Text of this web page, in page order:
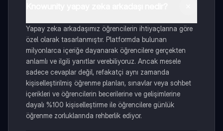
Yapay zeka arkadaşımız öğrencilerin ihtiyaçlarına göre
özel olarak tasarlanmıştır. Platformda bulunan
milyonlarca içeriğe dayanarak öğrencilere gerçekten
anlamlı ve ilgili yanıtlar verebiliyoruz. Ancak mesele
sadece cevaplar değil, refakatçi aynı zamanda
kişiselleştirilmiş öğrenme planları, sınavlar veya sohbet
içerikleri ve öğrencilerin becerilerine ve gelişimlerine
dayalı %100 kişiselleştirme ile öğrencilere günlük
öğrenme zorluklarında rehberlik ediyor.